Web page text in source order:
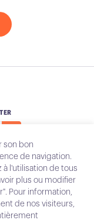
son bon
de navigation.
à l'utilisation de tous
plus ou modifier
Pour information,
de nos visiteurs,